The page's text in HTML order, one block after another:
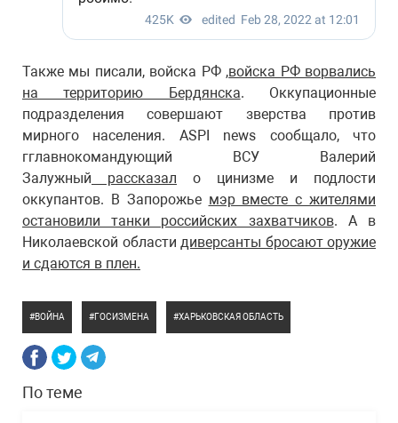
Также мы писали, войска РФ ,войска РФ ворвались
на территорию Бердянска. Оккупационные
подразделения совершают зверства против
мирного населения. ASPI news сообщало, что
гглавнокомандующий ВСУ Валерий
Залужный рассказал о цинизме и подлости
оккупантов. В Запорожье мэр вместе с жителями
остановили танки российских захватчиков. А в
Николаевской области диверсанты бросают оружие
и сдаются в плен.
ВОЙНА ГОСИЗМЕНА ХАРЬКОВСКАЯ ОБЛАСТЬ
По теме